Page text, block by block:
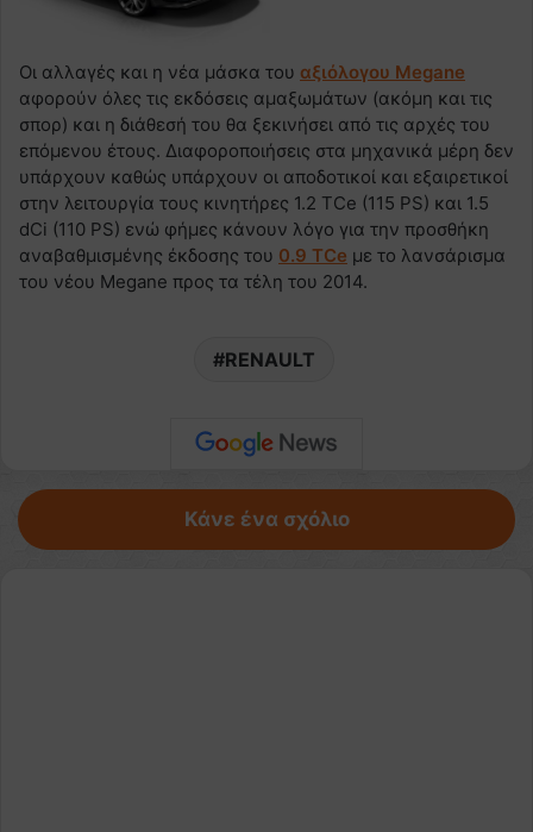
Οι αλλαγές και η νέα μάσκα του αξιόλογου Megane
αφορούν όλες τις εκδόσεις αμαξωμάτων (ακόμη και τις
σπορ) και η διάθεσή του θα ξεκινήσει από τις αρχές του
επόμενου έτους. Διαφοροποιήσεις στα μηχανικά μέρη δεν
υπάρχουν καθώς υπάρχουν οι αποδοτικοί και εξαιρετικοί
στην λειτουργία τους κινητήρες 1.2 TCe (115 PS) και 1.5
dCi (110 PS) ενώ φήμες κάνουν λόγο για την προσθήκη
αναβαθμισμένης έκδοσης του 0.9 TCe με το λανσάρισμα
του νέου Megane προς τα τέλη του 2014.
RENAULT
Κάνε ένα σχόλιο